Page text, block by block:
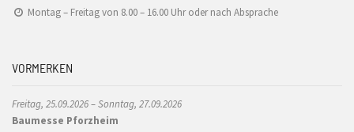
Montag – Freitag von 8.00 – 16.00 Uhr oder nach Absprache
VORMERKEN
Freitag, 25.09.2026 – Sonntag, 27.09.2026
Baumesse Pforzheim